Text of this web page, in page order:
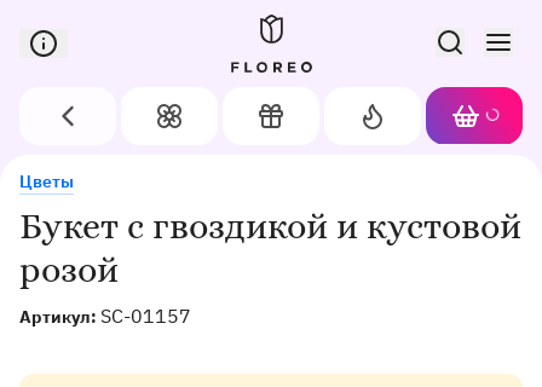
Сервис доставки цветов в Орле
Назад Цветы Подарки
Акции
Корзина
Букет с гвоздикой и кустовой
розой
Артикул: SC-01157
Цветы
Букет с гвоздикой и кустовой розой